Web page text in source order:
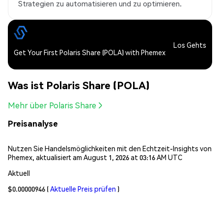
Strategien zu automatisieren und zu optimieren.
Get Your First Polaris Share (POLA) with Phemex
Los Gehts
Was ist Polaris Share (POLA)
Mehr über Polaris Share
Preisanalyse
Nutzen Sie Handelsmöglichkeiten mit den Echtzeit-Insights von
Phemex, aktualisiert am August 1, 2026 at 03:16 AM UTC
Aktuell
$0.00000946 (Aktuelle Preis prüfen )